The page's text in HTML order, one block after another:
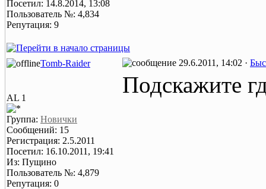
Посетил: 14.8.2014, 13:08
Пользователь №: 4,834
Репутация: 9
Tomb-Raider 29.6.2011, 14:02 ·
AL 1
Группа: Новички
Сообщений: 15
Регистрация: 2.5.2011
Посетил: 16.10.2011, 19:41
Из: Пущино
Пользователь №: 4,879
Репутация: 0
Подскажите